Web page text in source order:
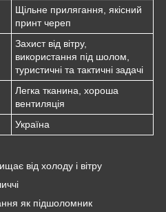
Щільне прилягання, якісний
принт череп
Захист від вітру,
використання під шолом,
туристичні та тактичні задачі
Легка тканина, хороша
вентиляція
Україна
від холоду і вітру
як підшоломник